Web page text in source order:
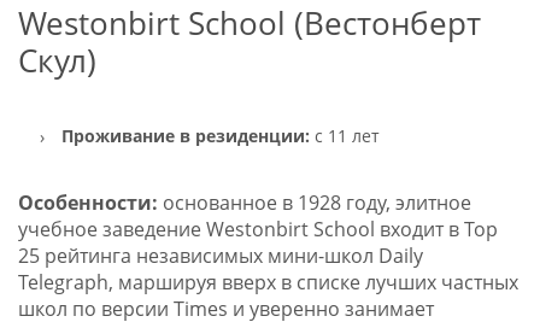
Westonbirt School (Вестонберт
Скул)
Проживание в резиденции: с 11 лет
Особенности: основанное в 1928 году, элитное
учебное заведение Westonbirt School входит в Top
25 рейтинга независимых мини-школ Daily
Telegraph, маршируя вверх в списке лучших частных
школ по версии Times и уверенно занимает